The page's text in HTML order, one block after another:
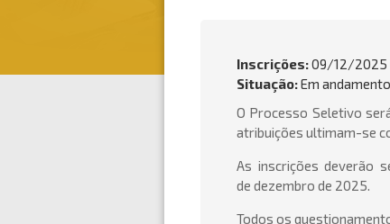
Inscrições:09/12/2025
Situação:Em andamento
O Processo Seletivo
atribuições ultimam-se
As inscrições deverão
de dezembro de 2025.
Todos os